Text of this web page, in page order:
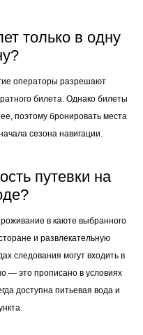
только в одну
операторы разрешают
билета. Однако билеты
поэтому бронировать места
сезона навигации.
путевки на
в каюте выбранного
и развлекательную
следования могут входить в
— это прописано в условиях
доступна питьевая вода и